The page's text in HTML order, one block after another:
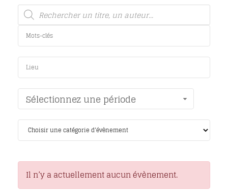
Sélectionnez une période
Il n’y a actuellement aucun évènement.